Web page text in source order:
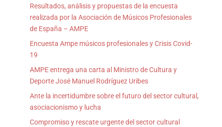
Resultados, análisis y propuestas de la encuesta
realizada por la Asociación de Músicos Profesionales
de España – AMPE
Encuesta Ampe músicos profesionales y Crisis Covid-
19
AMPE entrega una carta al Ministro de Cultura y
Deporte José Manuel Rodríguez Uribes
Ante la incertidumbre sobre el futuro del sector cultural,
asociacionismo y lucha
Compromiso y rescate urgente del sector cultural